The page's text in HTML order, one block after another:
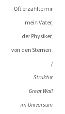
Oft erzähl­te mir
mein Vater,
der Physiker,
von den Sternen.
/
Struk­tur
Gre­at Wall
im Universum